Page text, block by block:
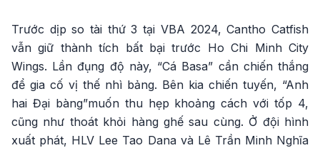
Trước dịp so tài thứ 3 tại VBA 2024, Cantho Catfish
vẫn giữ thành tích bất bại trước Ho Chi Minh City
Wings. Lần đụng độ này, “Cá Basa” cần chiến thắng
để gia cố vị thế nhì bảng. Bên kia chiến tuyến, “Anh
hai Đại bàng”muốn thu hẹp khoảng cách với tốp 4,
cũng như thoát khỏi hàng ghế sau cùng. Ở đội hình
xuất phát, HLV Lee Tao Dana và Lê Trần Minh Nghĩa